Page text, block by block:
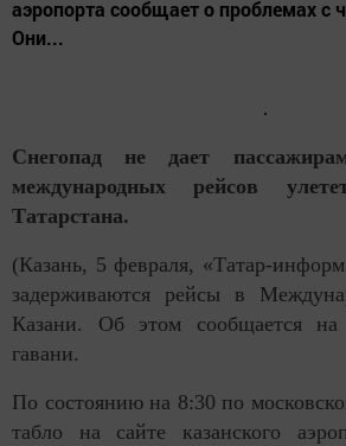
аэропорта сообщает о проблемах с
Они...
Снегопад не дает
международных рейсов
Татарстана.
(Казань, 5 февраля, «Татар-
задерживаются рейсы в
Казани. Об этом сообщается на
гавани.
По состоянию на 8:30 по
табло на сайте казанского